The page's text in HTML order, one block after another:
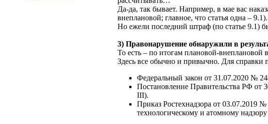
Да-да, так бывает. Например, в мае вас
внеплановой; главное, что статья одна – 9.1).
Но ежели последний штраф (по статье 9.1)
3) Правонарушение обнаружили в
То есть – по итогам плановой-
Здесь все обычно и привычно. Для справки
Федеральный закон от 31.07.2020 №
Постановление Правительства РФ от
III).
Приказ Ростехнадзора от 03.07.2019
технологическому и атомному